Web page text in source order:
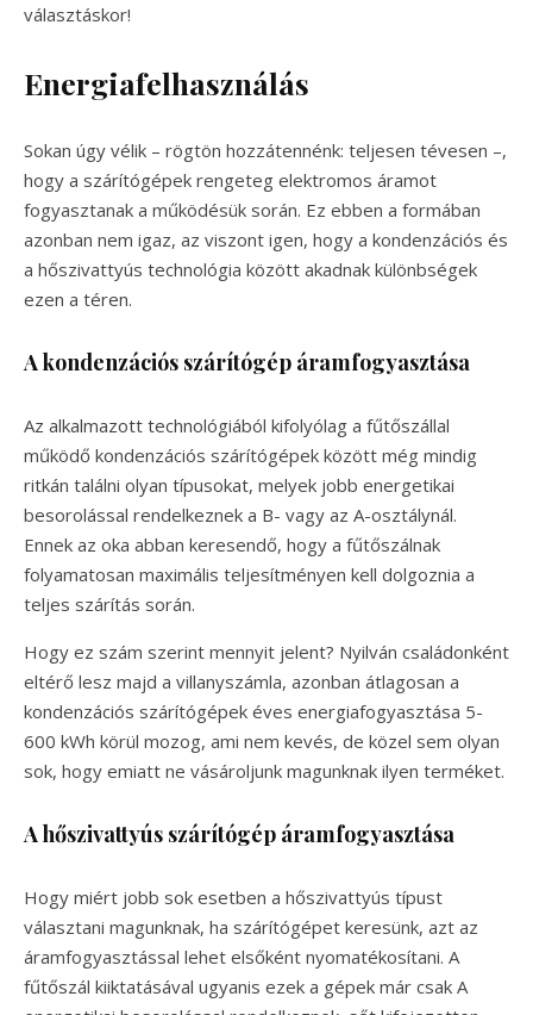
választáskor!
Energiafelhasználás
Sokan úgy vélik – rögtön hozzátennénk: teljesen tévesen –,
hogy a szárítógépek rengeteg elektromos áramot
fogyasztanak a működésük során. Ez ebben a formában
azonban nem igaz, az viszont igen, hogy a kondenzációs és
a hőszivattyús technológia között akadnak különbségek
ezen a téren.
A kondenzációs szárítógép áramfogyasztása
Az alkalmazott technológiából kifolyólag a fűtőszállal
működő kondenzációs szárítógépek között még mindig
ritkán találni olyan típusokat, melyek jobb energetikai
besorolással rendelkeznek a B- vagy az A-osztálynál.
Ennek az oka abban keresendő, hogy a fűtőszálnak
folyamatosan maximális teljesítményen kell dolgoznia a
teljes szárítás során.
Hogy ez szám szerint mennyit jelent? Nyilván családonként
eltérő lesz majd a villanyszámla, azonban átlagosan a
kondenzációs szárítógépek éves energiafogyasztása 5-
600 kWh körül mozog, ami nem kevés, de közel sem olyan
sok, hogy emiatt ne vásároljunk magunknak ilyen terméket.
A hőszivattyús szárítógép áramfogyasztása
Hogy miért jobb sok esetben a hőszivattyús típust
választani magunknak, ha szárítógépet keresünk, azt az
áramfogyasztással lehet elsőként nyomatékosítani. A
fűtőszál kiiktatásával ugyanis ezek a gépek már csak A